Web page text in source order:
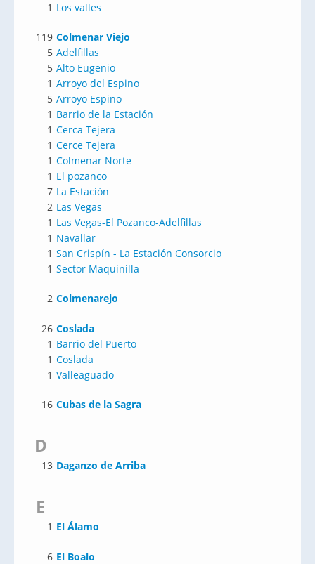
1 Los valles
119 Colmenar Viejo
5 Adelfillas
5 Alto Eugenio
1 Arroyo del Espino
5 Arroyo Espino
1 Barrio de la Estación
1 Cerca Tejera
1 Cerce Tejera
1 Colmenar Norte
1 El pozanco
7 La Estación
2 Las Vegas
1 Las Vegas-El Pozanco-Adelfillas
1 Navallar
1 San Crispín - La Estación Consorcio
1 Sector Maquinilla
2 Colmenarejo
26 Coslada
1 Barrio del Puerto
1 Coslada
1 Valleaguado
16 Cubas de la Sagra
D
13 Daganzo de Arriba
E
1 El Álamo
6 El Boalo